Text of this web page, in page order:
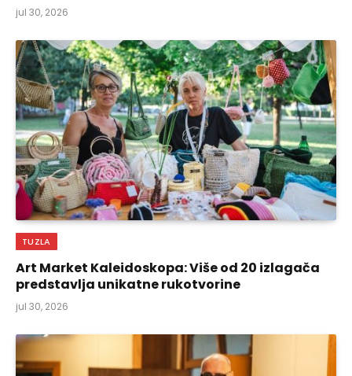
jul 30, 2026
TUZLA
Art Market Kaleidoskopa: Više od 20 izlagača
predstavlja unikatne rukotvorine
jul 30, 2026